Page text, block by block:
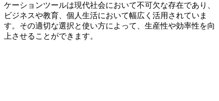
ケーションツールは現代社会において不可欠な存在であり、
ビジネスや教育、個人生活において幅広く活用されていま
す。その適切な選択と使い方によって、生産性や効率性を向
上させることができます。